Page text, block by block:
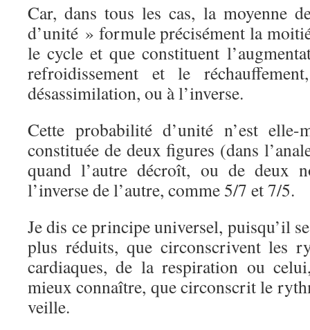
Car, dans tous les cas, la moyenne
d’unité » formule précisément la
le cycle et que constituent
refroidissement et le
désassimilation, ou à l’inverse.
Cette probabilité d’unité n’est elle-
constituée de deux figures (dans
quand l’autre décroît, ou de deux
l’inverse de l’autre, comme 5/7 et 7/5.
Je dis ce principe universel, puisqu’il
plus réduits, que circonscrivent les
cardiaques, de la respiration ou
mieux connaître, que circonscrit le
veille.